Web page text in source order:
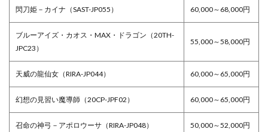
閃刀姫－カイナ（SAST-JP055） 60,000～68,000円
ブルーアイズ・カオス・MAX・ドラゴン（20TH-
JPC23）
55,000～58,000円
天威の龍仙女（RIRA-JP044） 60,000～65,000円
幻想の見習い魔導師（20CP-JPF02） 60,000～65,000円
召命の神弓－アポロウーサ（RIRA-JP048） 50,000～52,000円